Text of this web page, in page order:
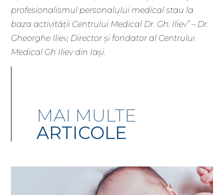
profesionalismul personalului medical stau la
baza activității Centrului Medical Dr. Gh. Iliev” – Dr.
Gheorghe Iliev, Director și fondator al Centrului
Medical Gh Iliev din Iași.
MAI MULTE
ARTICOLE